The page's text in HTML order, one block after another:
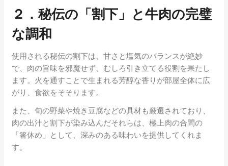
２．秘伝の「割下」と牛肉の完璧
な調和
使用される秘伝の割下は、甘さと塩気のバランスが絶妙
で、肉の旨味を邪魔せず、むしろ引き立てる役割を果たし
ます。火を通すことで生まれる芳醇な香りが部屋全体に広
がり、食欲をそそります。
また、旬の野菜や焼き豆腐などの具材も厳選されており、
肉の出汁と割下が染み込んだそれらは、極上肉の合間の
「箸休め」として、深みのある味わいを提供してくれま
す。